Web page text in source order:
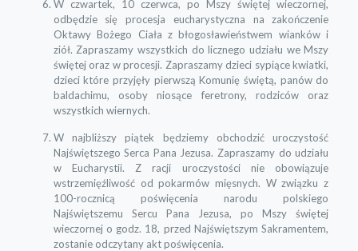
W czwartek, 10 czerwca, po Mszy świętej wieczornej,
odbędzie się procesja eucharystyczna na zakończenie
Oktawy Bożego Ciała z błogosławieństwem wianków i
ziół. Zapraszamy wszystkich do licznego udziału we Mszy
świętej oraz w procesji. Zapraszamy dzieci sypiące kwiatki,
dzieci które przyjęły pierwszą Komunię świętą, panów do
baldachimu, osoby niosące feretrony, rodziców oraz
wszystkich wiernych.
W najbliższy piątek będziemy obchodzić uroczystość
Najświętszego Serca Pana Jezusa. Zapraszamy do udziału
w Eucharystii. Z racji uroczystości nie obowiązuje
wstrzemięźliwość od pokarmów mięsnych. W związku z
100-rocznicą poświęcenia narodu polskiego
Najświętszemu Sercu Pana Jezusa, po Mszy świętej
wieczornej o godz. 18, przed Najświętszym Sakramentem,
zostanie odczytany akt poświęcenia.